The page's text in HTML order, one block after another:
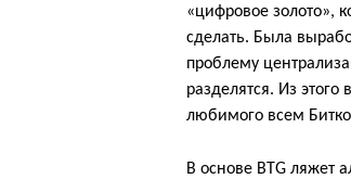
«цифровое золото»,
сделать. Была
проблему
разделятся. Из этого
любимого всем
В основе BTG ляжет